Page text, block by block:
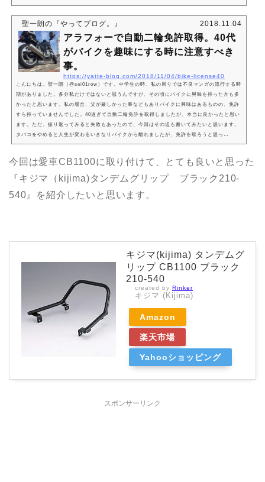
聖一朗の『やってブログ。』 2018.11.04
アラフォーで自動二輪免許取得。40代
がバイクを趣味にする時に注意すべき
事。
https://yatte-blog.com/2018/11/04/bike-license40
こんにちは。聖一朗（@sei01row）です。中学生の時、私の周りでは不良マンガの流行する時
期がありました。多分私だけではないと思うんですが、その頃にバイクに興味を持った方も多
かったと思います。私の場合、父が厳しかった事などもありバイクに興味はあるものの、免許
すら持っていませんでした。40過ぎて自動二輪免許を取得しましたが、本当に良かったと思い
ます。ただ、振り返ってみると失敗もあったので、今回はその辺も書いてみたいと思います。
タバコをやめると人生が変わるいきなりバイクから離れましたが、免許を取ろうと思っ…
今回は愛車CB1100に取り付けて、とても良いと思った
『キジマ（kijima)タンデムグリップ ブラック210-
540』を紹介したいと思います。
キジマ(kijima) タンデムグ
リップ CB1100 ブラック
210-540
created by Rinker
キジマ (Kijima)
Amazon
楽天市場
Yahooショッピング
スポンサーリンク